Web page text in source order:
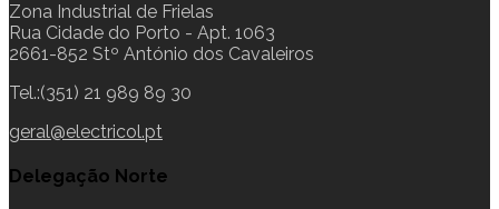
Zona Industrial de Frielas
Rua Cidade do Porto - Apt. 1063
2661-852 Stº António dos Cavaleiros
Tel.:(351) 21 989 89 30
geral@electricol.pt
Delegação Norte